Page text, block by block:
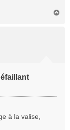
à la valise,